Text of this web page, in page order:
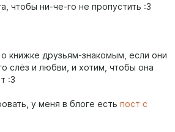
чтобы ни-че-го не пропустить :3
книжке друзьям-знакомым, если они
слёз и любви, и хотим, чтобы она
:3
у меня в блоге есть пост с